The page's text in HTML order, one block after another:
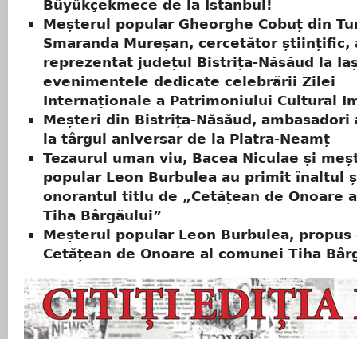
Büyükçekmece de la Istanbul!
Meșterul popular Gheorghe Cobuț din
Smaranda Mureșan, cercetător științific,
reprezentat județul Bistrița-Năsăud la
evenimentele dedicate celebrării Zilei
Internaționale a Patrimoniului Cultural
Meșteri din Bistrița-Năsăud,
la târgul aniversar de la Piatra-Neamț
Tezaurul uman viu, Bacea Niculae și
popular Leon Burbulea au primit înaltul
onorantul titlu de „Cetățean de Onoare
Tiha Bârgăului”
Meșterul popular Leon Burbulea, propus
Cetățean de Onoare al comunei Tiha